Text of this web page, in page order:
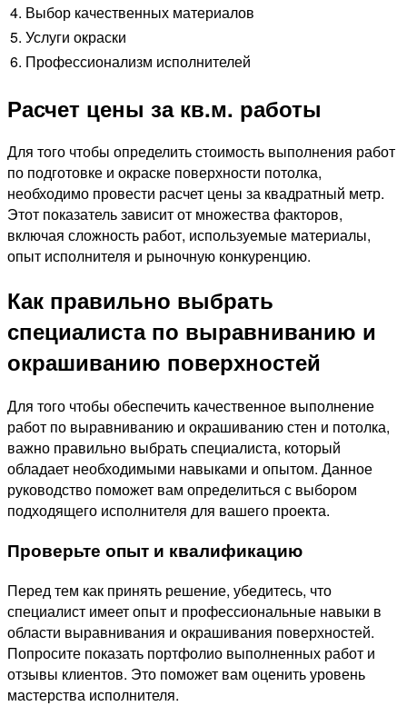
4. Выбор качественных материалов
5. Услуги окраски
6. Профессионализм исполнителей
Расчет цены за кв.м. работы
Для того чтобы определить стоимость выполнения работ
по подготовке и окраске поверхности потолка,
необходимо провести расчет цены за квадратный метр.
Этот показатель зависит от множества факторов,
включая сложность работ, используемые материалы,
опыт исполнителя и рыночную конкуренцию.
Как правильно выбрать
специалиста по выравниванию и
окрашиванию поверхностей
Для того чтобы обеспечить качественное выполнение
работ по выравниванию и окрашиванию стен и потолка,
важно правильно выбрать специалиста, который
обладает необходимыми навыками и опытом. Данное
руководство поможет вам определиться с выбором
подходящего исполнителя для вашего проекта.
Проверьте опыт и квалификацию
Перед тем как принять решение, убедитесь, что
специалист имеет опыт и профессиональные навыки в
области выравнивания и окрашивания поверхностей.
Попросите показать портфолио выполненных работ и
отзывы клиентов. Это поможет вам оценить уровень
мастерства исполнителя.